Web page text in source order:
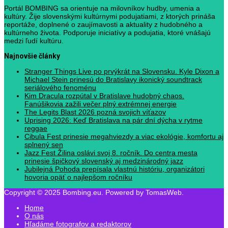
Portál BOMBING sa orientuje na milovníkov hudby, umenia a
kultúry. Žije slovenskými kultúrnymi podujatiami, z ktorých prináša
reportáže, doplnené o zaujímavosti a aktuality z hudobného a
kultúrneho života. Podporuje iniciatívy a podujatia, ktoré vnášajú
medzi ľudí kultúru.
Najnovšie články
Stranger Things Live po prvýkrát na Slovensku. Kyle Dixon a
Michael Stein prinesú do Bratislavy ikonický soundtrack
seriálového fenoménu
Kim Dracula rozpútal v Bratislave hudobný chaos.
Fanúšikovia zažili večer plný extrémnej energie
The Legits Blast 2026 pozná svojich víťazov
Uprising 2026: Keď Bratislava na pár dní dýcha v rytme
reggae
Cibula Fest prinesie megahviezdy a viac ekológie, komfortu aj
splnený sen
Jazz Fest Žilina oslávi svoj 8. ročník. Do centra mesta
prinesie špičkový slovenský aj medzinárodný jazz
Jubilejná Pohoda prepísala vlastnú históriu, organizátori
hovoria opäť o najlepšom ročníku
Copyright © 2025 Bombing.eu. Powered by TomasWeb.
Home
O nás
Hľadáme fotografov a redaktorov